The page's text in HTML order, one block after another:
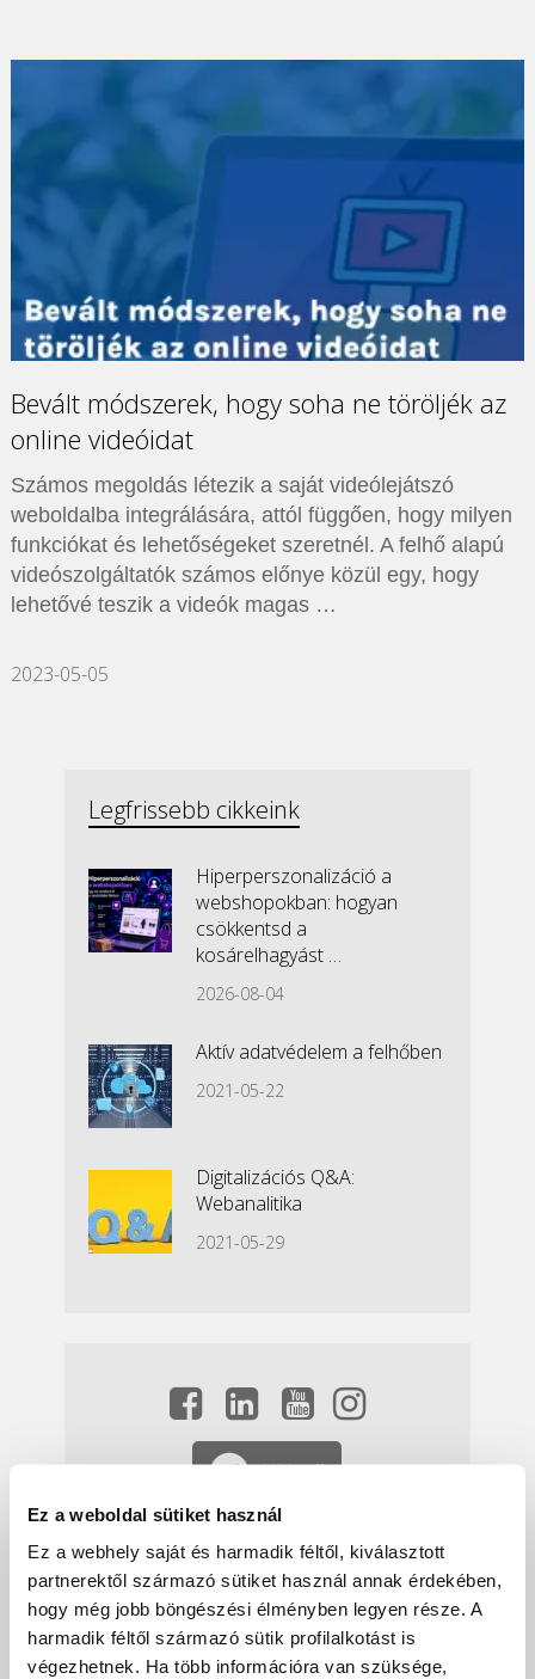
Ez a weboldal sütiket használ
Ez a webhely saját és harmadik féltől, kiválasztott
partnerektől származó sütiket használ annak érdekében,
hogy még jobb böngészési élményben legyen része. A
harmadik féltől származó sütik profilalkotást is
végezhetnek. Ha több információra van szüksége,
Bevált módszerek, hogy soha ne töröljék az
online videóidat
Számos megoldás létezik a saját videólejátszó
weboldalba integrálására, attól függően, hogy milyen
funkciókat és lehetőségeket szeretnél. A felhő alapú
videószolgáltatók számos előnye közül egy, hogy
lehetővé teszik a videók magas …
2023-05-05
Legfrissebb cikkeink
Hiperperszonalizáció a
webshopokban: hogyan
csökkentsd a
kosárelhagyást …
2026-08-04
Aktív adatvédelem a felhőben
2021-05-22
Digitalizációs Q&A:
Webanalitika
2021-05-29
Hírlevél